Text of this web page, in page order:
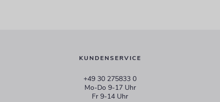
KUNDENSERVICE
+49 30 275833 0
Mo-Do 9-17 Uhr
Fr 9-14 Uhr